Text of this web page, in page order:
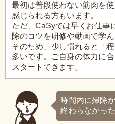
最初は普段使わない筋肉を
感じられる方もいます。
ただ、CaSyでは早くお仕事
除のコツを研修や動画で学ん
そのため、少し慣れると「
多いです。ご自身の体力に
スタートできます。
時間内に掃除
終わらなかっ